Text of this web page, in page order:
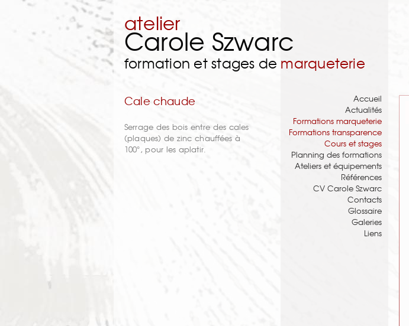
atelier
Carole Szwarc
formation et stages de marqueterie
Cale chaude
Serrage des bois entre des cales
(plaques) de zinc chauffées à
100°, pour les aplatir.
Accueil
Actualités
Formations marqueterie
Formations transparence
Cours et stages
Planning des formations
Ateliers et équipements
Références
CV Carole Szwarc
Contacts
Glossaire
Galeries
Liens